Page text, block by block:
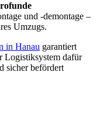
und -demontage –
Umzugs.
in Hanau garantiert
Logistiksystem dafür
sicher befördert